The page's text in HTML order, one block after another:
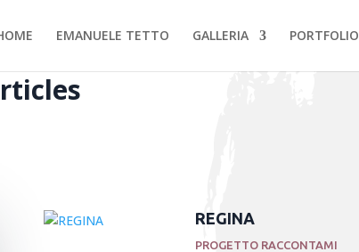
EMANUELE TETTO GALLERIA PORTFOLIO
REGINA
PROGETTO RACCONTAMI